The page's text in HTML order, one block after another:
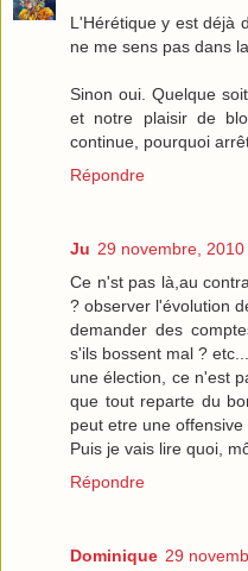
L'Hérétique y est déjà
ne me sens pas dans la
Sinon oui. Quelque
et notre plaisir de
continue, pourquoi
Répondre
Ju 29 novembre, 2010
Ce n'st pas là,au
? observer l'évolution
demander des
s'ils bossent mal ? etc...
une élection, ce n'est
que tout reparte du
peut etre une
Puis je vais lire quoi,
Répondre
Dominique 29